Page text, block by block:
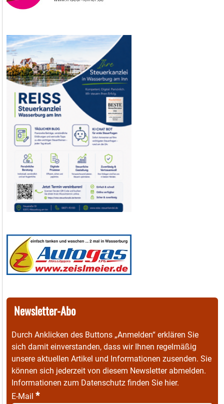
Newsletter-Abo
Durch Anklicken des Buttons „Anmelden“ erklären Sie
sich damit einverstanden, dass wir Ihnen regelmäßig
unsere aktuellen Artikel und Informationen zusenden. Sie
können sich jederzeit von diesem Newsletter abmelden.
Informationen zum Datenschutz finden Sie hier.
E-Mail *